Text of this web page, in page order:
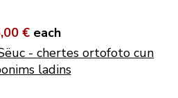
€ each
- chertes ortofoto cun
ladins